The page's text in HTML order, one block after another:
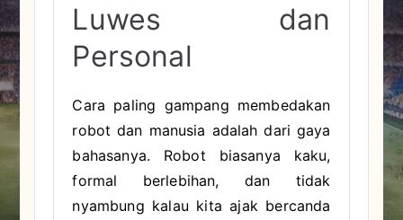
Luwes dan
Personal
Cara paling gampang membedakan
robot dan manusia adalah dari gaya
bahasanya. Robot biasanya kaku,
formal berlebihan, dan tidak
nyambung kalau kita ajak bercanda